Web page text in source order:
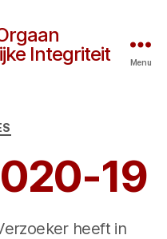
Integriteit
Menu
19
heeft in